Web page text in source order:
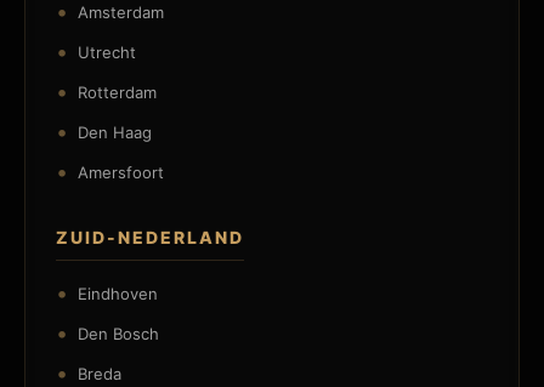
Amsterdam
Utrecht
Rotterdam
Den Haag
Amersfoort
ZUID-NEDERLAND
Eindhoven
Den Bosch
Breda